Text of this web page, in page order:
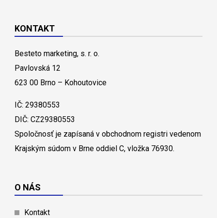
KONTAKT
Besteto marketing, s. r. o.
Pavlovská 12
623 00 Brno – Kohoutovice
IČ: 29380553
DIČ: CZ29380553
Spoločnosť je zapísaná v obchodnom registri vedenom
Krajským súdom v Brne oddiel C, vložka 76930.
O NÁS
Kontakt